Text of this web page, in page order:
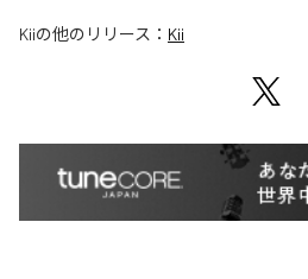
Kiiの他のリリース： Kii